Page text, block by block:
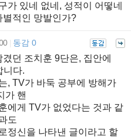
가 있네 없네, 성적이 어떻네
별적인 망발인가?
동감 0
던 조치훈 9단은, 집안에
니다.
, TV가 바둑 공부에 방해가
가 핸
에게 TV가 없었다는 것과 같
도
정신을 나타낸 글이라고 할